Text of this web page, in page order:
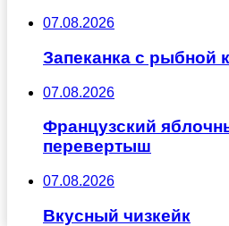
07.08.2026
Запеканка с рыбной
07.08.2026
Французский
перевертыш
07.08.2026
Вкусный чизкейк